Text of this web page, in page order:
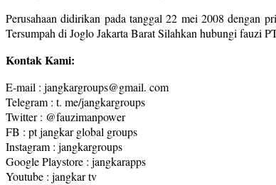
Perusahaan didirikan pada tanggal 22 mei 2008 dengan
Tersumpah di Joglo Jakarta Barat Silahkan hubungi fauzi
Kontak Kami:
E-mail : jangkargroups@gmail. com
Telegram : t. me/jangkargroups
Twitter : @fauzimanpower
FB : pt jangkar global groups
Instagram : jangkargroups
Google Playstore : jangkarapps
Youtube : jangkar tv